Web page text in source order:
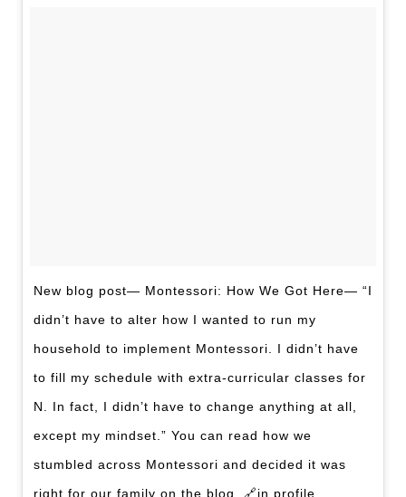
New blog post— Montessori: How We Got Here— “I
didn’t have to alter how I wanted to run my
household to implement Montessori. I didn’t have
to fill my schedule with extra-curricular classes for
N. In fact, I didn’t have to change anything at all,
except my mindset.” You can read how we
stumbled across Montessori and decided it was
right for our family on the blog. 🔗in profile.